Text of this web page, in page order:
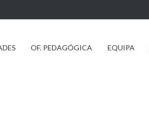
OF. PEDAGÓGICA EQUIPA